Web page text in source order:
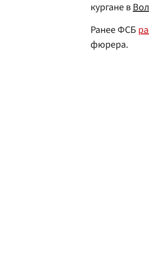
кургане в
Ранее ФСБ
фюрера.